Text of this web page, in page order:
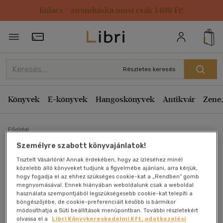
Kulacs / strandtáska most csak 1499 Ft!
Törzsvásárlói Kártya adatai
Részletes keresés
Könyvek E-könyvek Hangoskönyvek Antikvár
Főoldal
Rauber-Kopsch Lehrbuch
der Anatomie-Anatomie
des Menschen
Személyre szabott könyvajánlatok!
Tisztelt Vásárlónk! Annak érdekében, hogy az ízléséhez minél
közelebb álló könyveket tudjunk a figyelmébe ajánlani, arra kérjük,
hogy fogadja el az ehhez szükséges cookie-kat a „Rendben” gomb
megnyomásával. Ennek hiányában weboldalunk csak a weboldal
használata szempontjából legszükségesebb cookie-kat telepíti a
böngészőjébe, de cookie-preferenciáit később is bármikor
módosíthatja a Süti beállítások menüpontban. További részletekért
olvassa el a
Libri Könyvkereskedelmi Kft. adatkezelési